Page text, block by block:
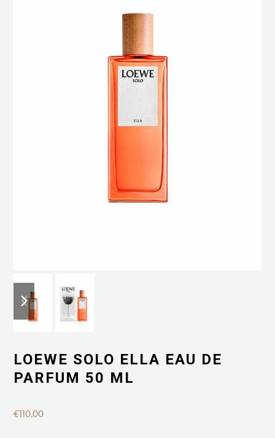
previous
slide
next
slide
LOEWE SOLO ELLA EAU DE
PARFUM 50 ML
€110,00